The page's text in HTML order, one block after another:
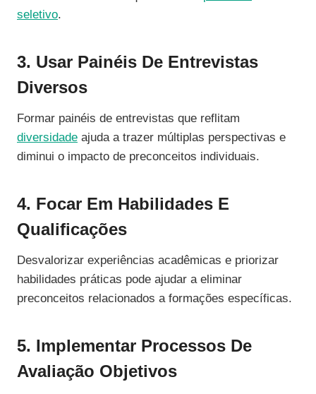
seletivo.
3. Usar Painéis De Entrevistas
Diversos
Formar painéis de entrevistas que reflitam
diversidade ajuda a trazer múltiplas perspectivas e
diminui o impacto de preconceitos individuais.
4. Focar Em Habilidades E
Qualificações
Desvalorizar experiências acadêmicas e priorizar
habilidades práticas pode ajudar a eliminar
preconceitos relacionados a formações específicas.
5. Implementar Processos De
Avaliação Objetivos